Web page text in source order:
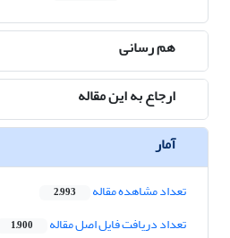
هم رسانی
ارجاع به این مقاله
آمار
تعداد مشاهده مقاله 2,993
تعداد دریافت فایل اصل مقاله 1,900